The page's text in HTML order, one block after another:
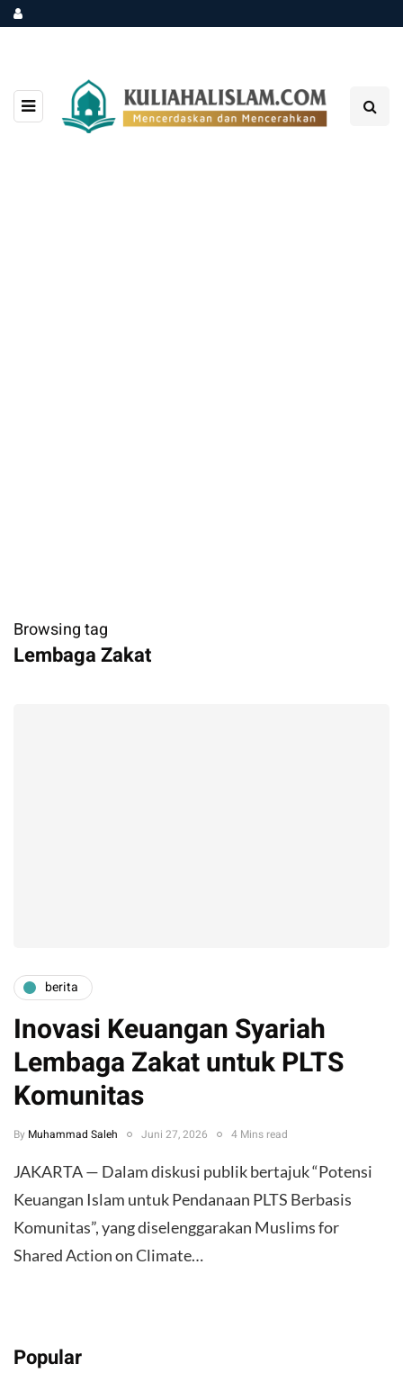
Browsing tag
​Lembaga Zakat ​
berita
Inovasi Keuangan Syariah
Lembaga Zakat untuk PLTS
Komunitas
By Muhammad Saleh Juni 27, 2026 4 Mins read
JAKARTA — Dalam diskusi publik bertajuk “Potensi
Keuangan Islam untuk Pendanaan PLTS Berbasis
Komunitas”, yang diselenggarakan Muslims for
Shared Action on Climate…
Popular